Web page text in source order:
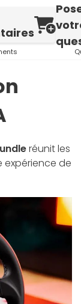
réunit les
expérience de